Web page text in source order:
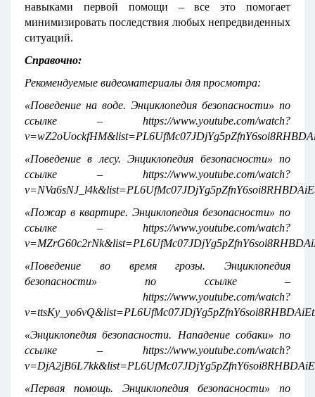
навыками первой помощи – все это помогает
минимизировать последствия любых непредвиденных
ситуаций.
Справочно:
Рекомендуемые видеоматериалы для просмотра:
«Поведение на воде. Энциклопедия безопасности» по
ссылке – https://www.youtube.com/watch?
«Поведение в лесу. Энциклопедия безопасности» по
ссылке – https://www.youtube.com/watch?
«Пожар в квартире. Энциклопедия безопасности» по
ссылке – https://www.youtube.com/watch?
«Поведение во время грозы. Энциклопедия
безопасности» по ссылке –
https://www.youtube.com/watch?
«Энциклопедия безопасности. Нападение собаки» по
ссылке – https://www.youtube.com/watch?
«Первая помощь. Энциклопедия безопасности» по